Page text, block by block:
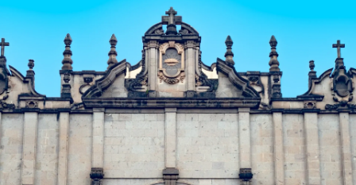
PEO
Externaliza tareas laborales complejas.
INFRAESTRUCTURA
Conexión Remote
Integra los RR. HH. en tus flujos de trabajo sin
complicaciones.
ETAPAS DE CRECIMIENTO
Startups
Soluciones ágiles de RR. HH. globales y nóminas para
empresas en crecimiento.
Mediana empresa
Amplía tu equipo con soluciones de RR. HH.
personalizadas.
Empresa
autónomos globales.
APRENDIZAJE CON REMOTE
Guías y recursos
Casos prácticos
Glosario de RR. HH.
Français
Español
Italiano
Português (Portugal)